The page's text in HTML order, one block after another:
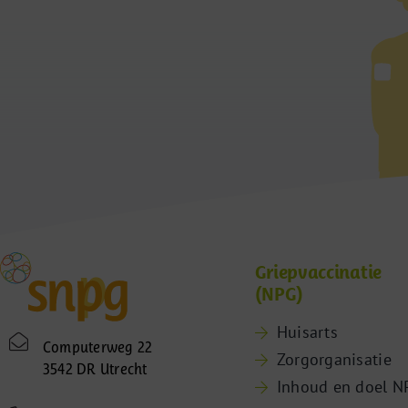
Computerweg 22
3542 DR Utrecht
Griepvaccinatie
(NPG)
Huisarts
Zorgorganisatie
Inhoud en doel